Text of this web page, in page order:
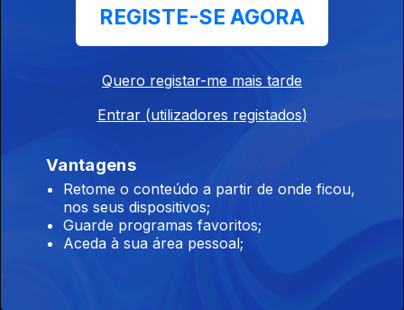
Ep. 24
REGISTE-SE AGORA
Quero registar-me mais tarde
Entrar (utilizadores registados)
Vantagens
Retome o conteúdo a partir de onde ficou,
nos seus dispositivos;
Guarde programas favoritos;
Aceda à sua área pessoal;